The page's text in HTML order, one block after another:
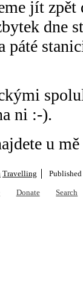
jít zpět
dne
páté
ni :-).
u
Travelling
Donate Search